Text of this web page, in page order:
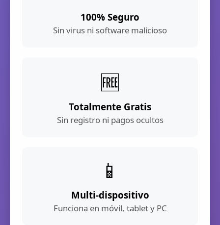
100% Seguro
Sin virus ni software malicioso
🆓
Totalmente Gratis
Sin registro ni pagos ocultos
📱
Multi-dispositivo
Funciona en móvil, tablet y PC